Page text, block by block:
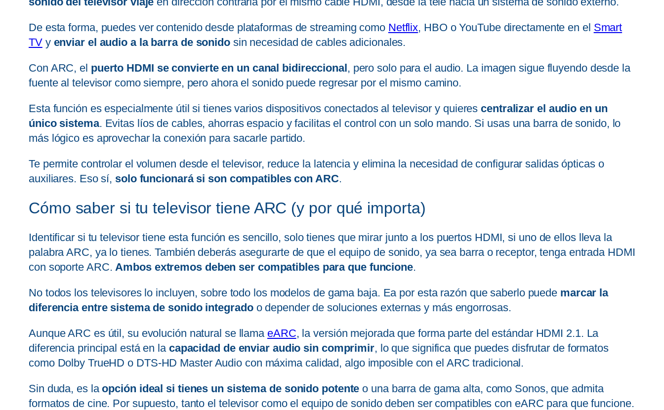
De esta forma, puedes ver contenido desde plataformas de streaming como Netflix, HBO o YouTube directamente en el Smart
TVy enviar el audio a la barra de sonidosin necesidad de cables adicionales.
Con ARC, el puerto HDMI se convierte en un canal bidireccional, pero solo para el audio. La imagen sigue fluyendo desde la
fuente al televisor como siempre, pero ahora el sonido puede regresar por el mismo camino.
Esta función es especialmente útil si tienes varios dispositivos conectados al televisor y quierescentralizar el audio en un
único sistema. Evitas líos de cables, ahorras espacio y facilitas el control con un solo mando. Si usas una barra de sonido, lo
más lógico es aprovechar la conexión para sacarle partido.
Te permite controlar el volumen desde el televisor, reduce la latencia y elimina la necesidad de configurar salidas ópticas o
auxiliares. Eso sí, solo funcionará si son compatibles con ARC.
Cómo saber si tu televisor tiene ARC (y por qué importa)
Identificar si tu televisor tiene esta función es sencillo, solo tienes que mirar junto a los puertos HDMI, si uno de ellos lleva la
palabra ARC, ya lo tienes. También deberás asegurarte de que el equipo de sonido, ya sea barra o receptor, tenga entrada HDMI
con soporte ARC. Ambos extremos deben ser compatibles para que funcione.
No todos los televisores lo incluyen, sobre todo los modelos de gama baja. Ea por esta razón que saberlo puede marcar la
diferencia entre sistema de sonido integradoo depender de soluciones externas y más engorrosas.
Aunque ARC es útil, su evolución natural se llama eARC, la versión mejorada que forma parte del estándar HDMI 2.1. La
diferencia principal está en la capacidad de enviar audio sin comprimir, lo que significa que puedes disfrutar de formatos
como Dolby TrueHD o DTS-HD Master Audio con máxima calidad, algo imposible con el ARC tradicional.
Sin duda, es laopción ideal si tienes un sistema de sonido potente o una barra de gama alta, como Sonos, que admita
formatos de cine. Por supuesto, tanto el televisor como el equipo de sonido deben ser compatibles con eARC para que funcione.